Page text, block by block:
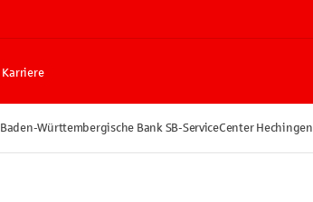
Karriere
Baden-Württembergische Bank SB-ServiceCenter Hechingen